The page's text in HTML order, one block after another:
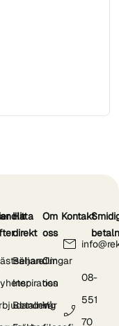
Hitta
direkt
Behandlingar
Inspiration
Betalning
Om
oss
Om
oss
Vår
Kontakt
08-
551
70